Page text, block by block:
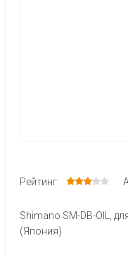
Рейтинг:
Shimano SM-DB-OIL,
(Япония)